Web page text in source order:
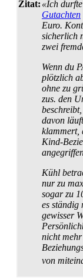
Zitat: «Ich
Gutachten
Euro.
sicherlich
zwei
Wenn du
plötzlich
ohne zu
zus. den
davon
klammert,
Kind-
Kühl
nur zu
sogar zu
es ständig
gewisser
nicht mehr
von